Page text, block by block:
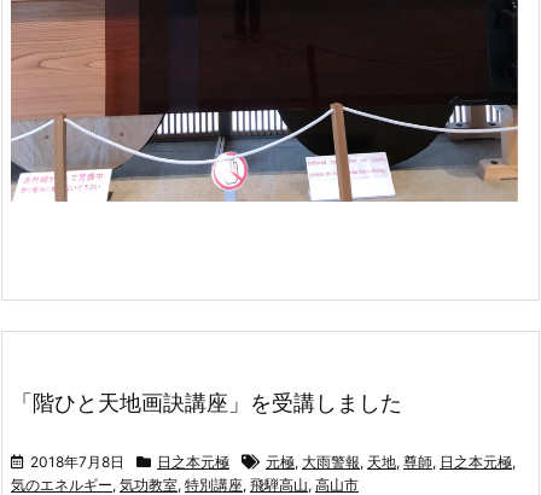
「階ひと天地画訣講座」を受講しました
2018年7月8日 日之本元極 元極, 大雨警報, 天地, 尊師, 日之本元極,
気のエネルギー, 気功教室, 特別講座, 飛騨高山, 高山市